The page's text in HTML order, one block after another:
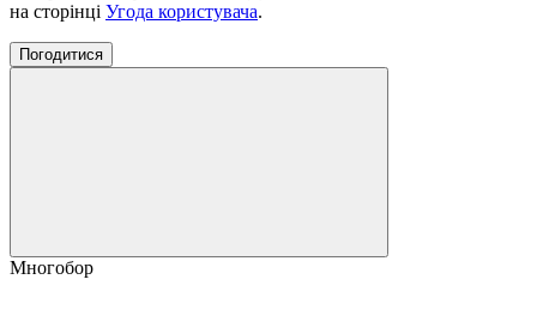
на сторінці Угода користувача.
Погодитися
Многобор